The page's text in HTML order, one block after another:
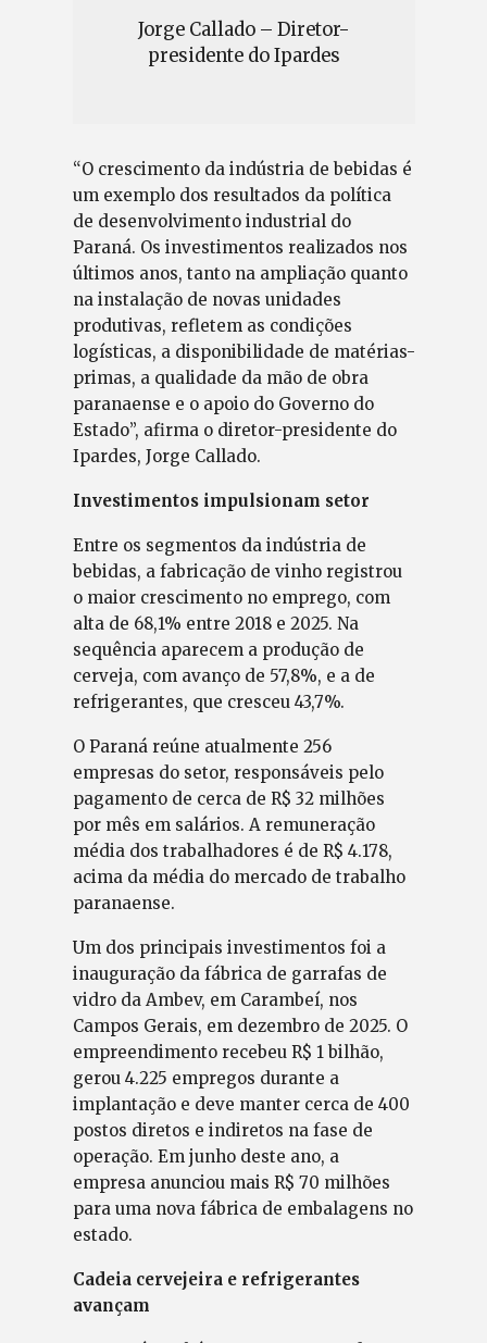
Jorge Callado – Diretor-
presidente do Ipardes
“O crescimento da indústria de bebidas é
um exemplo dos resultados da política
de desenvolvimento industrial do
Paraná. Os investimentos realizados nos
últimos anos, tanto na ampliação quanto
na instalação de novas unidades
produtivas, refletem as condições
logísticas, a disponibilidade de matérias-
primas, a qualidade da mão de obra
paranaense e o apoio do Governo do
Estado”, afirma o diretor-presidente do
Ipardes, Jorge Callado.
Investimentos impulsionam setor
Entre os segmentos da indústria de
bebidas, a fabricação de vinho registrou
o maior crescimento no emprego, com
alta de 68,1% entre 2018 e 2025. Na
sequência aparecem a produção de
cerveja, com avanço de 57,8%, e a de
refrigerantes, que cresceu 43,7%.
O Paraná reúne atualmente 256
empresas do setor, responsáveis pelo
pagamento de cerca de R$ 32 milhões
por mês em salários. A remuneração
média dos trabalhadores é de R$ 4.178,
acima da média do mercado de trabalho
paranaense.
Um dos principais investimentos foi a
inauguração da fábrica de garrafas de
vidro da Ambev, em Carambeí, nos
Campos Gerais, em dezembro de 2025. O
empreendimento recebeu R$ 1 bilhão,
gerou 4.225 empregos durante a
implantação e deve manter cerca de 400
postos diretos e indiretos na fase de
operação. Em junho deste ano, a
empresa anunciou mais R$ 70 milhões
para uma nova fábrica de embalagens no
estado.
Cadeia cervejeira e refrigerantes
avançam